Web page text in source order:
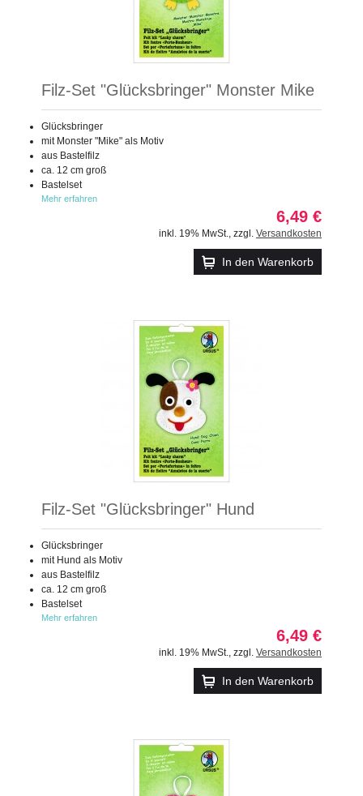
Filz-Set "Glücksbringer" Monster Mike
Glücksbringer
mit Monster "Mike" als Motiv
aus Bastelfilz
ca. 12 cm groß
Bastelset
Mehr erfahren
6,49 €
inkl. 19% MwSt. zzgl. Versandkosten
In den Warenkorb
Filz-Set "Glücksbringer" Hund
Glücksbringer
mit Hund als Motiv
aus Bastelfilz
ca. 12 cm groß
Bastelset
Mehr erfahren
6,49 €
inkl. 19% MwSt. zzgl. Versandkosten
In den Warenkorb